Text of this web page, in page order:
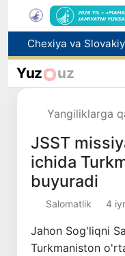
Yuz uz
Yangiliklarga
JSST
ichida
buyuradi
Salomatlik 4
Jahon Sog'liqni
Turkmaniston